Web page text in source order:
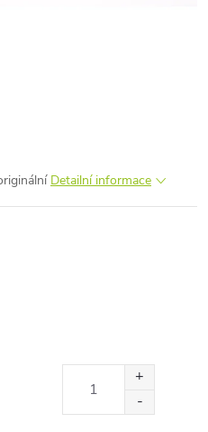
Detailní informace